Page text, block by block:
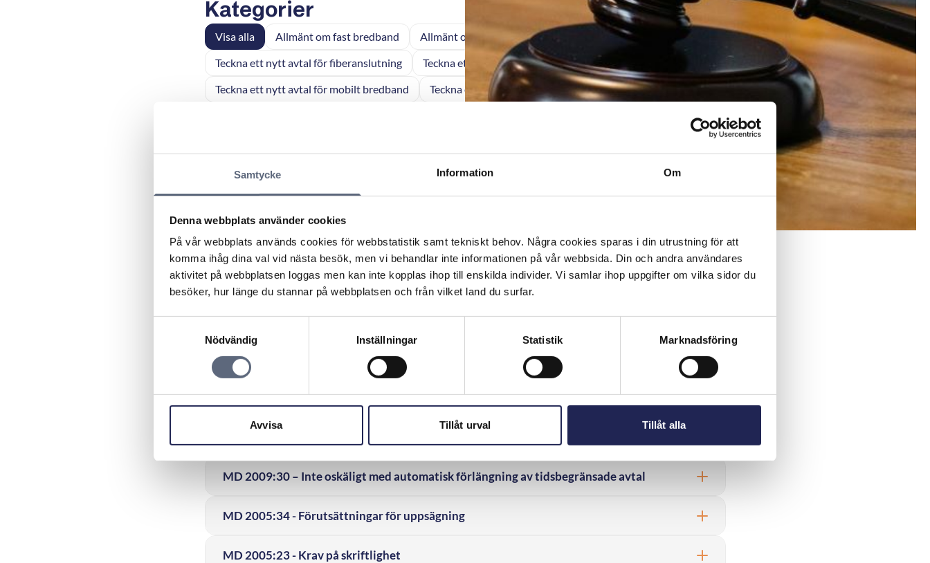
Samtycke Information Om
Denna webbplats använder cookies
På vår webbplats används cookies för webbstatistik samt tekniskt behov. Några cookies sparas i din utrustning för att
komma ihåg dina val vid nästa besök, men vi behandlar inte informationen på vår webbsida. Din och andra användares
aktivitet på webbplatsen loggas men kan inte kopplas ihop till enskilda individer. Vi samlar ihop uppgifter om vilka sidor du
besöker, hur länge du stannar på webbplatsen och från vilket land du surfar.
Nödvändig
Inställningar Statistik Marknadsföring
Avvisa Tillåt urval Tillåt alla
Kategorier
Visa alla Allmänt om fast bredband Allmänt om fiberdragning
Allmänt om mobilt bredband
Teckna ett nytt avtal för fiberanslutning
Teckna ett nytt avtal för mobiltelefoni
Teckna ett nytt avtal för mobilt bredband
Teckna ett nytt avtal för fast bredband
Fel på en mobil tjänst
Fel eller avbrott på en fast tjänst
Fel eller störningar på ditt tv-abonnemang
Fel eller avbrott på fiberkabel
Avsluta ett avtal om fiberdragning Avsluta eller ändra ett avtal
MD 2012:4 - Fråga om vilseledande och otillbörlig marknadsföring vid
kombinationserbjudanden rörande mobiltelefoni
MD 2011:26 - Inte oskäligt villkor att operatören får stänga av abonnemang vid obetald
räkning för innehålls- och betalsamtalstjänster
MD 2011:24 – Vilseledande marknadsföring om bland annat rot-avdrag
MD 2010:14 - Uttryck såsom ”Fastpris” och ”Ring så mycket du orkar” ansågs vara
vilseledande
MD 2009:30 – Inte oskäligt med automatisk förlängning av tidsbegränsade avtal
MD 2005:34 - Förutsättningar för uppsägning
MD 2005:23 - Krav på skriftlighet